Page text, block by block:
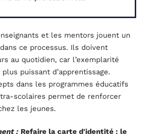
et les mentors jouent un
ce processus. Ils doivent
au quotidien, car l’exemplarité
puissant d’apprentissage.
dans les programmes éducatifs
scolaires permet de renforcer
les jeunes.
: Refaire la carte d'identité : le